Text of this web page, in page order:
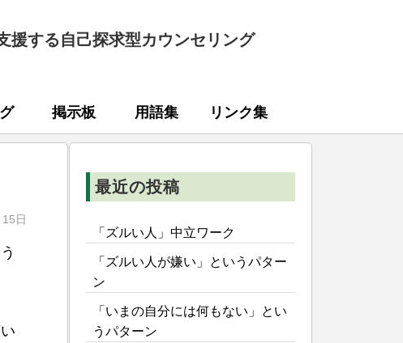
援する自己探求型カウンセリング
掲示板 用語集 リンク集
日
最近の投稿
「ズルい人」中立ワーク
「ズルい人が嫌い」というパター
ン
「いまの自分には何もない」とい
うパターン